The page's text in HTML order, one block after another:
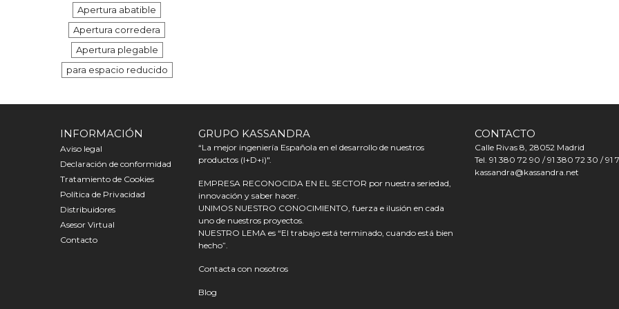
Apertura abatible
Apertura corredera
Apertura plegable
para espacio reducido
INFORMACIÓN
Aviso legal
Declaración de conformidad
Tratamiento de Cookies
Política de Privacidad
Distribuidores
Asesor Virtual
Contacto
GRUPO KASSANDRA
“La mejor ingeniería Española en el desarrollo de nuestros
productos (I+D+i)".
EMPRESA RECONOCIDA EN EL SECTOR por nuestra seriedad,
innovación y saber hacer.
UNIMOS NUESTRO CONOCIMIENTO, fuerza e ilusión en cada
uno de nuestros proyectos.
NUESTRO LEMA es “El trabajo está terminado, cuando está bien
hecho”.
Contacta con nosotros
Blog
CONTACTO
Calle Rivas 8, 28052 Madrid
Tel. 91 380 72 90 / 91 380 72 30 / 91
kassandra@kassandra.net